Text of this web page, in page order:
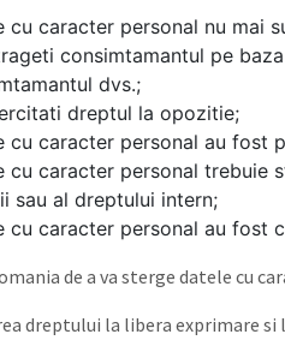
cu caracter personal nu mai
consimtamantul pe
dvs.;
dreptul la opozitie;
cu caracter personal au fost
cu caracter personal trebuie
sau al dreptului intern;
cu caracter personal au fost
de a va sterge datele cu
dreptului la libera exprimare si